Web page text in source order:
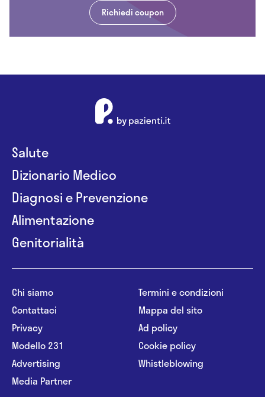
Richiedi coupon
Salute
Dizionario Medico
Diagnosi e Prevenzione
Alimentazione
Genitorialità
Chi siamo
Contattaci
Privacy
Modello 231
Advertising
Media Partner
Termini e condizioni
Mappa del sito
Ad policy
Cookie policy
Whistleblowing